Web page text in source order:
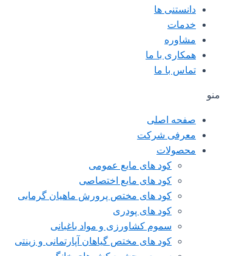
دانستنی ها
خدمات
مشاوره
همکاری با ما
تماس با ما
منو
صفحه اصلی
معرفی شرکت
محصولات
کود های مایع عمومی
کود های مایع اختصاصی
کود های مختص پرورش ماهیان گرمابی
کود های پودری
سموم کشاورزی و مواد باغبانی
کود های مختص گیاهان آپارتمانی و زینتی